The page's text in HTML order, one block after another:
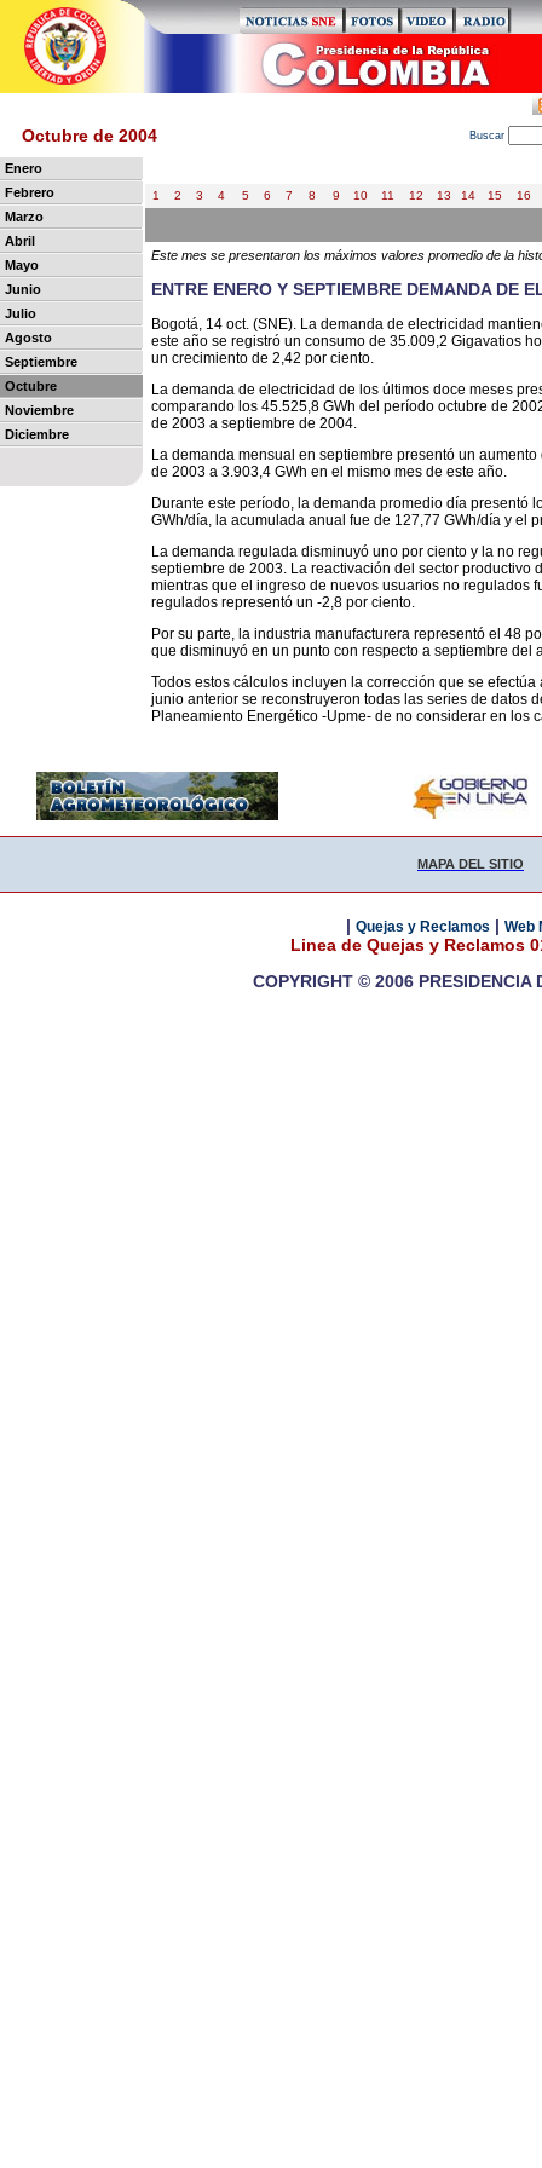
Octubre de 2004 Buscar
Enero
Febrero
Marzo
Abril
Mayo
Junio
Julio
Agosto
Septiembre
Octubre
Noviembre
Diciembre
1 2 3 4 5 6 7 8 9 10 11 12 13 14 15 16
Este mes se presentaron los máximos valores promedio de la
ENTRE ENERO Y SEPTIEMBRE DEMANDA DE
Bogotá, 14 oct. (SNE). La demanda de electricidad
este año se registró un consumo de 35.009,2 Gigavatios
un crecimiento de 2,42 por ciento.
La demanda de electricidad de los últimos doce meses
comparando los 45.525,8 GWh del período octubre de
de 2003 a septiembre de 2004.
La demanda mensual en septiembre presentó un
de 2003 a 3.903,4 GWh en el mismo mes de este año.
Durante este período, la demanda promedio día presentó
GWh/día, la acumulada anual fue de 127,77 GWh/día y el
La demanda regulada disminuyó uno por ciento y la no
septiembre de 2003. La reactivación del sector productivo
mientras que el ingreso de nuevos usuarios no regulados
regulados representó un -2,8 por ciento.
Por su parte, la industria manufacturera representó el 48
que disminuyó en un punto con respecto a septiembre del
Todos estos cálculos incluyen la corrección que se
junio anterior se reconstruyeron todas las series de datos
Planeamiento Energético -Upme- de no considerar en los
MAPA DEL SITIO
| Quejas y Reclamos | Web
Linea de Quejas y Reclamos
COPYRIGHT © 2006 PRESIDENCIA